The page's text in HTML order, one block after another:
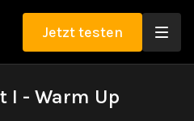
Jetzt testen
I - Warm Up